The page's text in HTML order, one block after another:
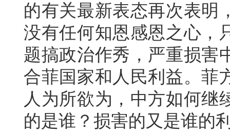
的有关最新表态再次表明
没有任何知恩感恩之心，
题搞政治作秀，严重损害
合菲国家和人民利益。菲
人为所欲为，中方如何继
的是谁？损害的又是谁的